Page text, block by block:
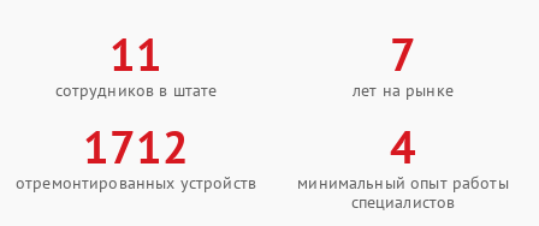
11
сотрудников в штате
7
лет на рынке
1712
отремонтированных устройств
4
минимальный опыт работы
специалистов